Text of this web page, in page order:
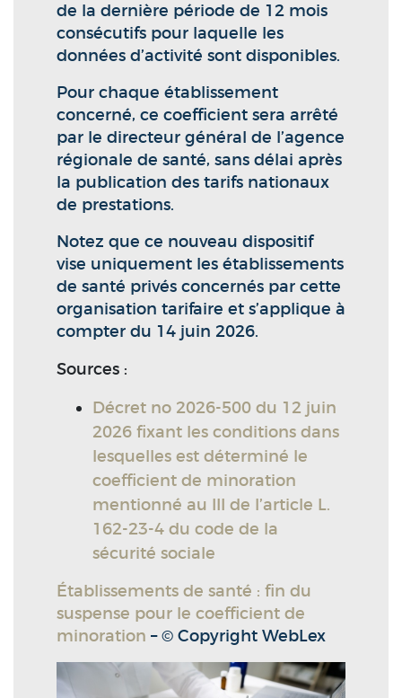
de la dernière période de 12 mois
consécutifs pour laquelle les
données d’activité sont disponibles.
Pour chaque établissement
concerné, ce coefficient sera arrêté
par le directeur général de l’agence
régionale de santé, sans délai après
la publication des tarifs nationaux
de prestations.
Notez que ce nouveau dispositif
vise uniquement les établissements
de santé privés concernés par cette
organisation tarifaire et s’applique à
compter du 14 juin 2026.
Sources :
Décret no 2026-500 du 12 juin
2026 fixant les conditions dans
lesquelles est déterminé le
coefficient de minoration
mentionné au III de l’article L.
162-23-4 du code de la
sécurité sociale
Établissements de santé : fin du
suspense pour le coefficient de
minoration – © Copyright WebLex